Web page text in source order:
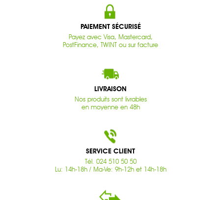
PAIEMENT SÉCURISÉ
Payez avec Visa, Mastercard,
PostFinance, TWINT ou sur facture
LIVRAISON
Nos produits sont livrables
en moyenne en 48h
SERVICE CLIENT
Tél. 024 510 50 50
Lu: 14h-18h / Ma-Ve: 9h-12h et 14h-18h